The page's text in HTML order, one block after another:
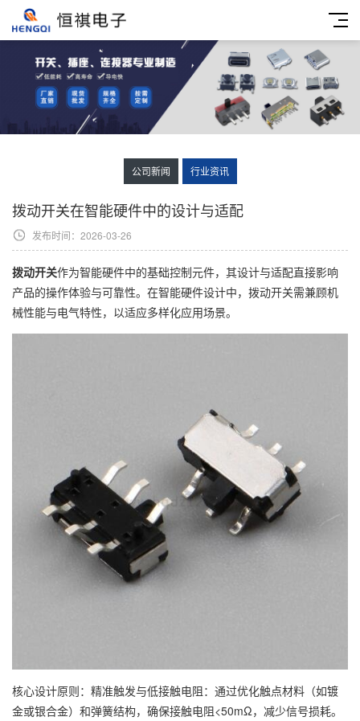
公司新闻 行业资讯
拨动开关在智能硬件中的设计与适配
发布时间：2026-03-26
拨动开关作为智能硬件中的基础控制元件，其设计与适配直接影响
产品的操作体验与可靠性。在智能硬件设计中，拨动开关需兼顾机
械性能与电气特性，以适应多样化应用场景。
核心设计原则：精准触发与低接触电阻：通过优化触点材料（如镀
金或银合金）和弹簧结构，确保接触电阻<50mΩ，减少信号损耗。